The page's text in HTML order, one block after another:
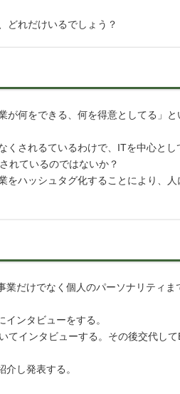
どれだけいるでしょう？
が何をできる、何を得意としてる」
くされるているわけで、ITを中心とし
れているのではないか？
をハッシュタグ化することにより、人
だけでなく個人のパーソナリティま
ンタビューをする。
てインタビューする。その後交代し
し発表する。